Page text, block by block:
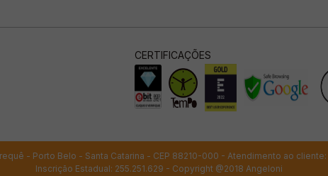
CERTIFICAÇÕES
- Porto Belo - Santa Catarina - CEP 88210-000 - Atendimento ao cliente:
Inscrição Estadual: 255.251.629 - Copyright @2018 Angeloni